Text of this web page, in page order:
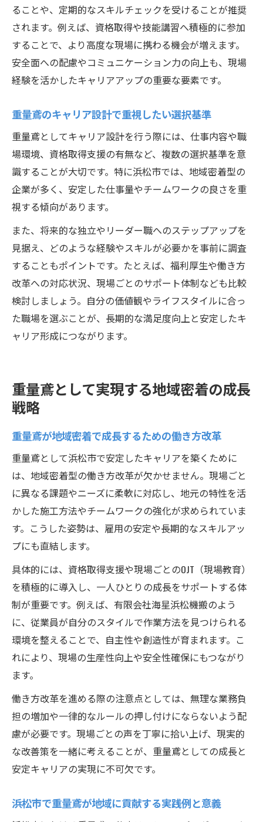
ることや、定期的なスキルチェックを受けることが推奨
されます。例えば、資格取得や技能講習へ積極的に参加
することで、より高度な現場に携わる機会が増えます。
安全面への配慮やコミュニケーション力の向上も、現場
経験を活かしたキャリアアップの重要な要素です。
重量鳶のキャリア設計で重視したい選択基準
重量鳶としてキャリア設計を行う際には、仕事内容や職
場環境、資格取得支援の有無など、複数の選択基準を意
識することが大切です。特に浜松市では、地域密着型の
企業が多く、安定した仕事量やチームワークの良さを重
視する傾向があります。
また、将来的な独立やリーダー職へのステップアップを
見据え、どのような経験やスキルが必要かを事前に調査
することもポイントです。たとえば、福利厚生や働き方
改革への対応状況、現場ごとのサポート体制なども比較
検討しましょう。自分の価値観やライフスタイルに合っ
た職場を選ぶことが、長期的な満足度向上と安定したキ
ャリア形成につながります。
重量鳶として実現する地域密着の成長
戦略
重量鳶が地域密着で成長するための働き方改革
重量鳶として浜松市で安定したキャリアを築くために
は、地域密着型の働き方改革が欠かせません。現場ごと
に異なる課題やニーズに柔軟に対応し、地元の特性を活
かした施工方法やチームワークの強化が求められていま
す。こうした姿勢は、雇用の安定や長期的なスキルアッ
プにも直結します。
具体的には、資格取得支援や現場ごとのOJT（現場教育）
を積極的に導入し、一人ひとりの成長をサポートする体
制が重要です。例えば、有限会社海星浜松機搬のよう
に、従業員が自分のスタイルで作業方法を見つけられる
環境を整えることで、自主性や創造性が育まれます。こ
れにより、現場の生産性向上や安全性確保にもつながり
ます。
働き方改革を進める際の注意点としては、無理な業務負
担の増加や一律的なルールの押し付けにならないよう配
慮が必要です。現場ごとの声を丁寧に拾い上げ、現実的
な改善策を一緒に考えることが、重量鳶としての成長と
安定キャリアの実現に不可欠です。
浜松市で重量鳶が地域に貢献する実践例と意義